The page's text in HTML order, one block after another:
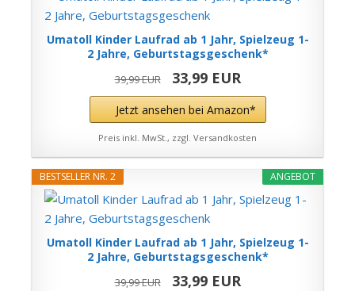
Umatoll Kinder Laufrad ab 1 Jahr, Spielzeug 1-
2 Jahre, Geburtstagsgeschenk*
39,99 EUR 33,99 EUR
Jetzt ansehen bei Amazon*
Preis inkl. MwSt., zzgl. Versandkosten
ANGEBOT
BESTSELLER NR. 2
Umatoll Kinder Laufrad ab 1 Jahr, Spielzeug 1-
2 Jahre, Geburtstagsgeschenk*
39,99 EUR 33,99 EUR